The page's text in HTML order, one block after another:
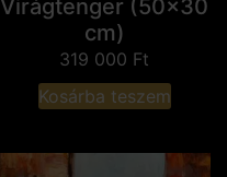
Virágtenger (50x30
cm)
319 000 Ft
Kosárba teszem